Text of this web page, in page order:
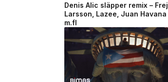
Denis Alic släpper remix – Frej
Larsson, Lazee, Juan Havana
m.fl